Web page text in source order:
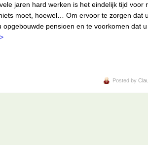
jaren hard werken is het eindelijk tijd voor
moet, hoewel… Om ervoor te zorgen dat
opgebouwde pensioen en te voorkomen dat
Posted by